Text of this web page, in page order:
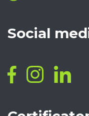
Social